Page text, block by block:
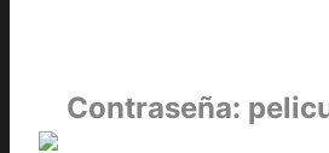
Contraseña: